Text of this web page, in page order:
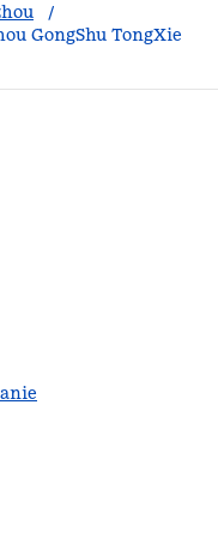
/
GongShu TongXie